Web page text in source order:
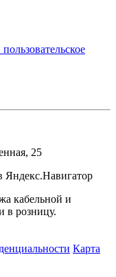
25
кабельной и
в розницу.
Карта